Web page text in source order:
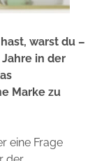
warst du –
in der
Marke zu
eine Frage